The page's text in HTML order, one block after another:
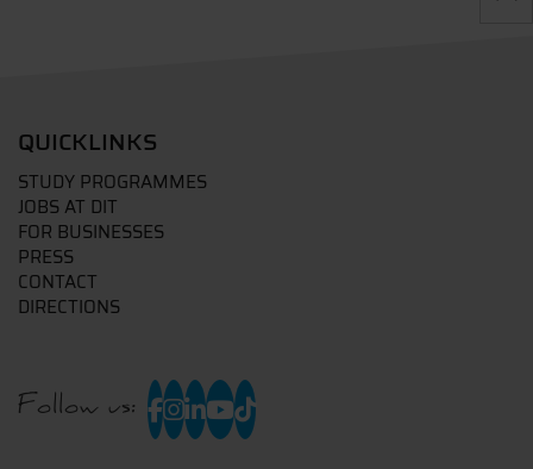
QUICKLINKS
STUDY PROGRAMMES
JOBS AT DIT
FOR BUSINESSES
PRESS
CONTACT
DIRECTIONS
Follow us: